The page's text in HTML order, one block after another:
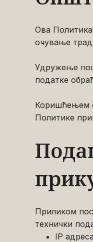
Ова
очување
Удружење
податке
Коришћењем
Политике
Приликом
технички
IP